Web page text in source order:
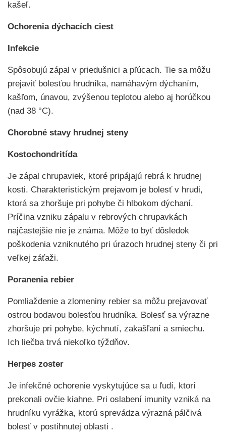
kašeľ.
Ochorenia dýchacích ciest
Infekcie
Spôsobujú zápal v priedušnici a pľúcach. Tie sa môžu
prejaviť bolesťou hrudníka, namáhavým dýchaním,
kašľom, únavou, zvýšenou teplotou alebo aj horúčkou
(nad 38 °C).
Chorobné stavy hrudnej steny
Kostochondritída
Je zápal chrupaviek, ktoré pripájajú rebrá k hrudnej
kosti. Charakteristickým prejavom je bolesť v hrudi,
ktorá sa zhoršuje pri pohybe či hlbokom dýchaní.
Príčina vzniku zápalu v rebrových chrupavkách
najčastejšie nie je známa. Môže to byť dôsledok
poškodenia vzniknutého pri úrazoch hrudnej steny či pri
veľkej záťaži.
Poranenia rebier
Pomliaždenie a zlomeniny rebier sa môžu prejavovať
ostrou bodavou bolesťou hrudníka. Bolesť sa výrazne
zhoršuje pri pohybe, kýchnutí, zakašľaní a smiechu.
Ich liečba trvá niekoľko týždňov.
Herpes zoster
Je infekčné ochorenie vyskytujúce sa u ľudí, ktorí
prekonali ovčie kiahne. Pri oslabení imunity vzniká na
hrudníku vyrážka, ktorú sprevádza výrazná pálčivá
bolesť v postihnutej oblasti .